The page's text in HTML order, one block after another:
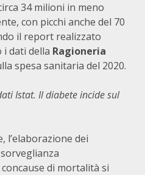
34 milioni in meno
con picchi anche del 70
il report realizzato
i dati della Ragioneria
spesa sanitaria del 2020.
Istat. Il diabete incide sul
l’elaborazione dei
concause di mortalità si